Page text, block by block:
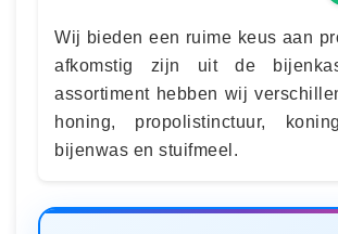
Wij bieden een ruime keus aan
afkomstig zijn uit de
assortiment hebben wij
honing, propolistinctuur,
bijenwas en stuifmeel.